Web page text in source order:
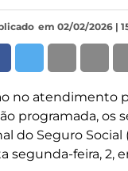
em 02/02/2026 |
no atendimento
programada, os
do Seguro Social
segunda-feira, 2,